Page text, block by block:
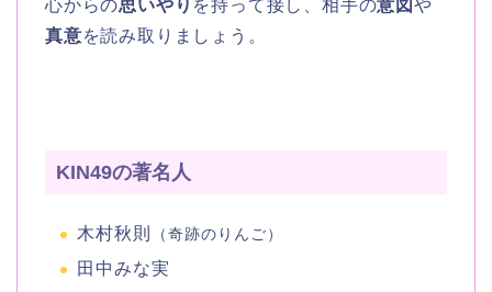
心からの思いやり を持って接し、相手の意図や
真意を読み取りましょう。
KIN49の著名人
木村秋則 （奇跡のりんご）
田中みな実